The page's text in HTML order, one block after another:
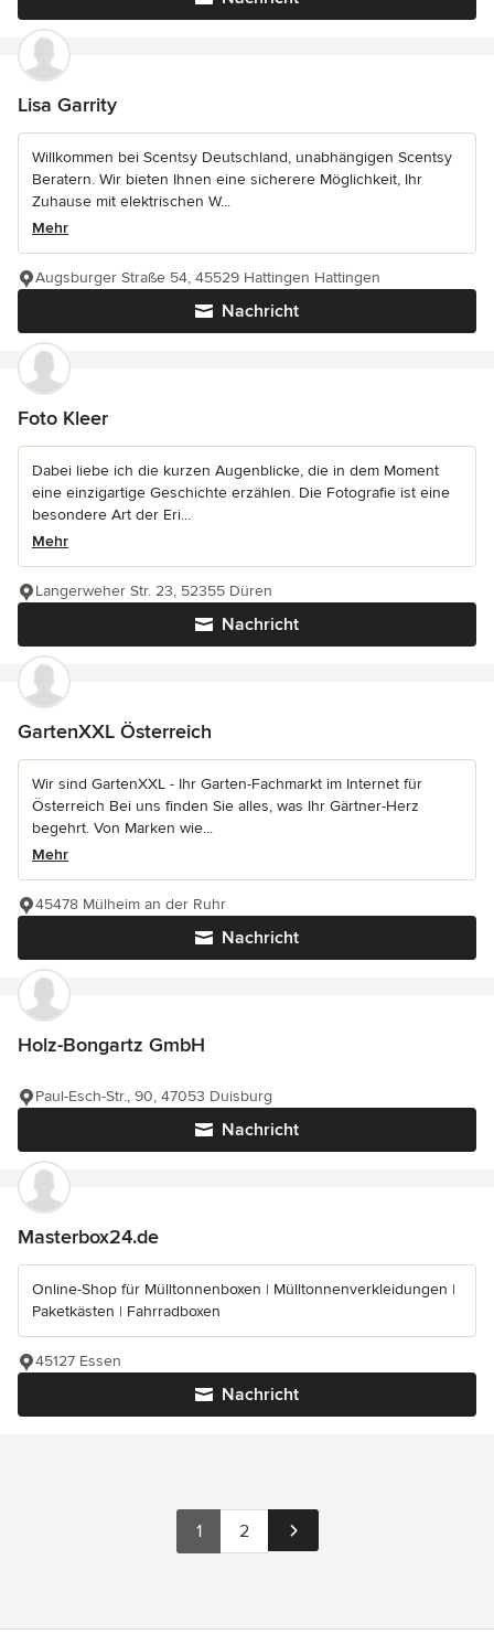
Lisa Garrity
Willkommen bei Scentsy Deutschland, unabhängigen Scentsy
Beratern. Wir bieten Ihnen eine sicherere Möglichkeit, Ihr
Zuhause mit elektrischen W...
Mehr
Nachricht
Augsburger Straße 54, 45529 Hattingen Hattingen
Foto Kleer
Dabei liebe ich die kurzen Augenblicke, die in dem Moment
eine einzigartige Geschichte erzählen. Die Fotografie ist eine
besondere Art der Eri...
Mehr
Nachricht
Langerweher Str. 23, 52355 Düren
GartenXXL Österreich
Wir sind GartenXXL - Ihr Garten-Fachmarkt im Internet für
Österreich Bei uns finden Sie alles, was Ihr Gärtner-Herz
begehrt. Von Marken wie...
Mehr
Nachricht
45478 Mülheim an der Ruhr
Holz-Bongartz GmbH
Nachricht
Paul-Esch-Str., 90, 47053 Duisburg
Masterbox24.de
Online-Shop für Mülltonnenboxen | Mülltonnenverkleidungen |
Paketkästen | Fahrradboxen
Nachricht
45127 Essen
1 2